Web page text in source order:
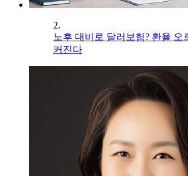
2.
노후 대비로 달러보험? 환율 오
커진다